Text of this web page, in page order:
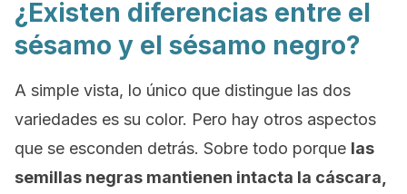
¿Existen diferencias entre el
sésamo y el sésamo negro?
A simple vista, lo único que distingue las dos
variedades es su color. Pero hay otros aspectos
que se esconden detrás. Sobre todo porque las
semillas negras mantienen intacta la cáscara,